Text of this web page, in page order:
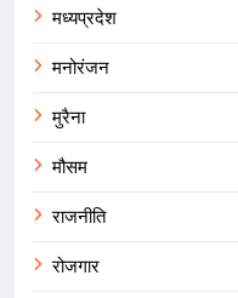
मध्यप्रदेश
मनोरंजन
मुरैना
मौसम
राजनीति
रोजगार